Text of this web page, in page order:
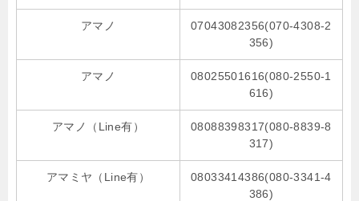
アマノ
07043082356(070-4308-2
356)
アマノ
08025501616(080-2550-1
616)
アマノ（Line有）
08088398317(080-8839-8
317)
アマミヤ（Line有）
08033414386(080-3341-4
386)